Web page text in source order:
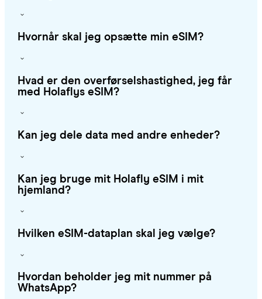
Hvornår skal jeg opsætte min eSIM?
Hvad er den overførselshastighed, jeg får
med Holaflys eSIM?
Kan jeg dele data med andre enheder?
Kan jeg bruge mit Holafly eSIM i mit
hjemland?
Hvilken eSIM-dataplan skal jeg vælge?
Hvordan beholder jeg mit nummer på
WhatsApp?